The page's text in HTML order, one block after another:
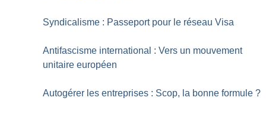
Syndicalisme : Passeport pour le réseau Visa
Antifascisme international : Vers un mouvement
unitaire européen
Autogérer les entreprises : Scop, la bonne formule ?